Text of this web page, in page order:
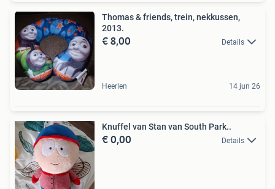
Thomas & friends, trein, nekkussen,
2013.
€ 8,00 Details
Heerlen 14 jun 26
Knuffel van Stan van South Park..
€ 0,00 Details